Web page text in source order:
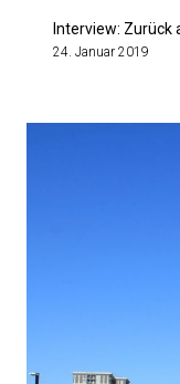
Interview: Zurück
24. Januar 2019